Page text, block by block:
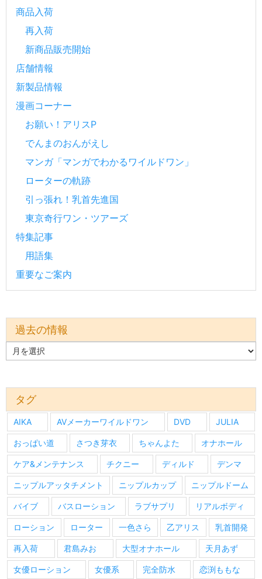
商品入荷
再入荷
新商品販売開始
店舗情報
新製品情報
漫画コーナー
お願い！アリスP
でんまのおんがえし
マンガ「マンガでわかるワイルドワン」
ローターの軌跡
引っ張れ！乳首先進国
東京奇行ワン・ツアーズ
特集記事
用語集
重要なご案内
過去の情報
去
タグ
AIKA AVメーカーワイルドワン DVD JULIA
おっぱい道 さつき芽衣 ちゃんよた オナホール
ケア&メンテナンス チクニー ディルド デンマ
ニップルアッタチメント ニップルカップ ニップルドーム
バイブ バスローション ラブサプリ リアルボディ
ローション ローター 一色さら 乙アリス 乳首開発
再入荷 君島みお 大型オナホール 天月あず
女優ローション 女優系 完全防水 恋渕ももな